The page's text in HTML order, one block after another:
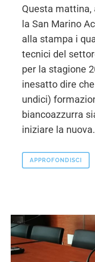
Questa mattina,
la San Marino
alla stampa i
tecnici del
per la stagione
inesatto dire
undici)
biancoazzurra
iniziare la
APPROFONDISCI